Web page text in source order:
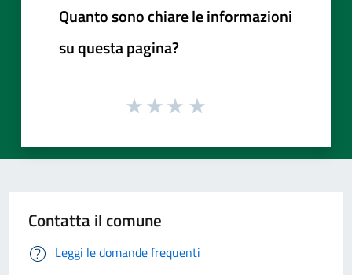
Quanto sono chiare le informazioni
su questa pagina?
Contatta il comune
Leggi le domande frequenti